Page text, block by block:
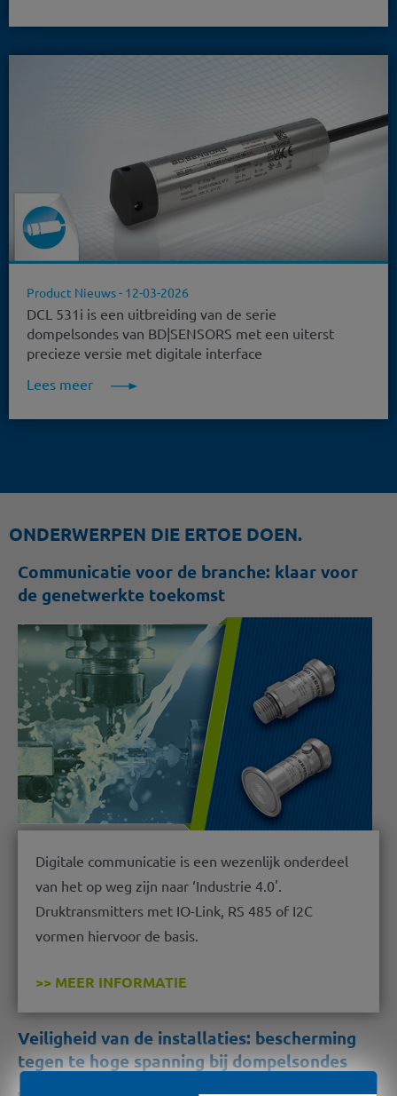
Product Nieuws - 12-03-2026
DCL 531i is een uitbreiding van de serie
dompelsondes van BD|SENSORS met een uiterst
precieze versie met digitale interface
Lees meer
ONDERWERPEN DIE ERTOE DOEN.
Communicatie voor de branche: klaar voor
de genetwerkte toekomst
Digitale communicatie is een wezenlijk onderdeel
van het op weg zijn naar ‘Industrie 4.0'.
Druktransmitters met IO-Link, RS 485 of I2C
vormen hiervoor de basis.
>> MEER INFORMATIE
Veiligheid van de installaties: bescherming
tegen te hoge spanning bij dompelsondes